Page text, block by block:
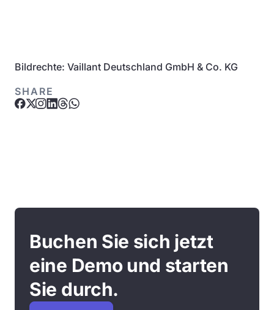
Bildrechte: Vaillant Deutschland GmbH & Co. KG
SHARE
Buchen Sie sich jetzt
eine Demo und starten
Sie durch.